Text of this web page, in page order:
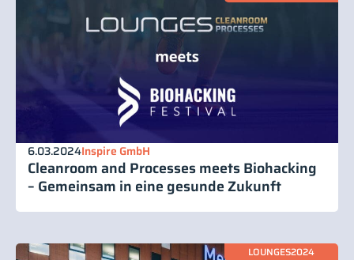
6.03.2024Inspire GmbH
Cleanroom and Processes meets Biohacking
– Gemeinsam in eine gesunde Zukunft
LOUNGES2024